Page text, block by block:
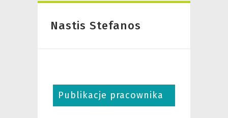
Nastis Stefanos
Publikacje pracownika